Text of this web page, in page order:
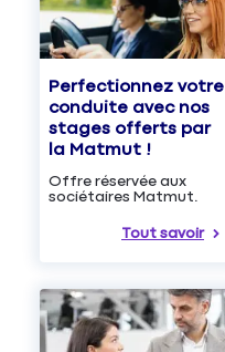
Perfectionnez votre
conduite avec nos
stages offerts par
la Matmut !
Offre réservée aux
sociétaires Matmut.
Tout savoir